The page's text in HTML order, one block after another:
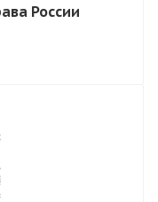
России